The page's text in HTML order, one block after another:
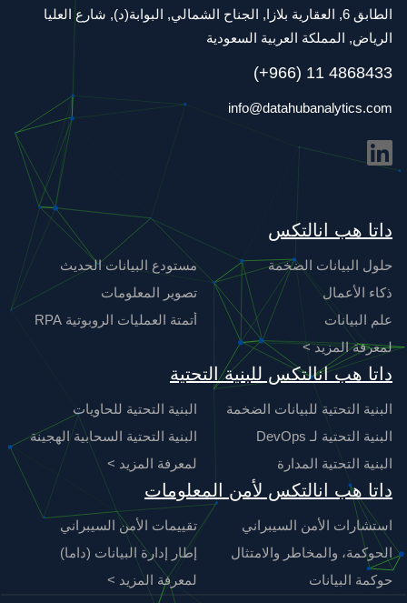
الطابق 6, العقارية بلازا, الجناح الشمالي, البوابة(د), شارع العليا
الرياض, المملكة العربية السعودية
(+966) 11 4868433
info@datahubanalytics.com
داتا هب انالتكس
حلول البيانات الضخمة
مستودع البيانات الحديث
ذكاء الأعمال
تصوير المعلومات
علم البيانات
أتمتة العمليات الروبوتية RPA
لمعرفة المزيد >
داتا هب انالتكس للبنية التحتية
البنية التحتية للبيانات الضخمة
البنية التحتية للحاويات
البنية التحتية لـ DevOps
البنية التحتية السحابية الهجينة
البنية التحتية المدارة
لمعرفة المزيد >
داتا هب انالتكس لأمن المعلومات
استشارات الأمن السيبراني
تقييمات الأمن السيبراني
الحوكمة، والمخاطر والامتثال
إطار إدارة البيانات (داما)
حوكمة البيانات
لمعرفة المزيد >